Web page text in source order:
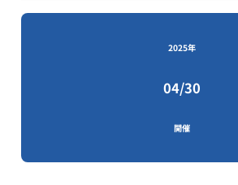
2025年
04/30
開催